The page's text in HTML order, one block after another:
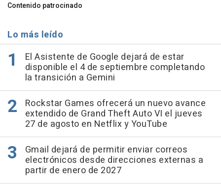
Contenido patrocinado
Lo más leído
El Asistente de Google dejará de estar
disponible el 4 de septiembre completando
la transición a Gemini
Rockstar Games ofrecerá un nuevo avance
extendido de Grand Theft Auto VI el jueves
27 de agosto en Netflix y YouTube
Gmail dejará de permitir enviar correos
electrónicos desde direcciones externas a
partir de enero de 2027